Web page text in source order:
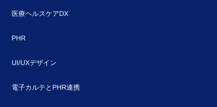
医療ヘルスケアDX
PHR
UI/UXデザイン
電子カルテとPHR連携